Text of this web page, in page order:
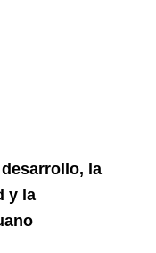
desarrollo, la
y la